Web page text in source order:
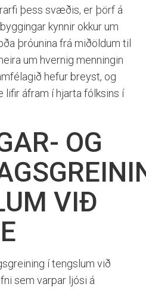
þess svæðis, er þörf á
kynnir okkur um
þróunina frá miðöldum til
um hvernig menningin
hefur breyst, og
lifir áfram í hjarta fólksins í
OG
VIÐ
í tengslum við
sem varpar ljósi á